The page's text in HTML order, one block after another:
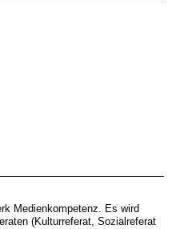
Medienkompetenz. Es wird
(Kulturreferat, Sozialreferat